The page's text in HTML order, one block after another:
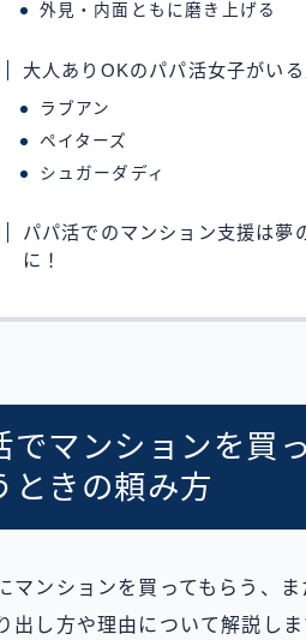
外見・内面ともに磨き上げる
大人ありOKのパパ活女子がい
ラブアン
ペイターズ
シュガーダディ
パパ活でのマンション支援は夢
に！
でマンションを買
ときの頼み方
マンションを買ってもらう、
出し方や理由について解説しま